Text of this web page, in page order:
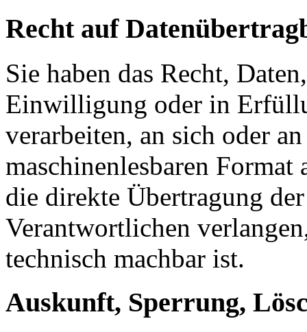
Recht auf
Sie haben das Recht,
Einwilligung oder in
verarbeiten, an sich oder
maschinenlesbaren Format
die direkte Übertragung
Verantwortlichen
technisch machbar ist.
Auskunft, Sperrung,